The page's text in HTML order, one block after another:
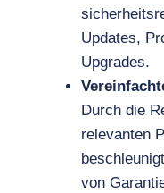
Updates,
Upgrades.
Durch die
relevanten
von